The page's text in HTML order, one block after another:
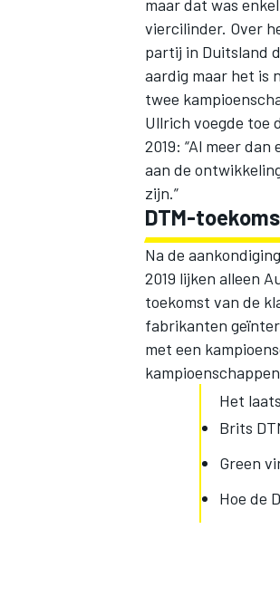
maar dat was
viercilinder. Over
partij in Duitsland
aardig maar het is
twee
Ullrich voegde toe
2019: “Al meer
aan de
zijn.”
DTM-
Na de
2019 lijken alleen
toekomst van de
fabrikanten
met een
Het
Brits
Green
Hoe de